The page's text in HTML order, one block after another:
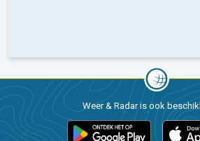
Weer & Radar is ook